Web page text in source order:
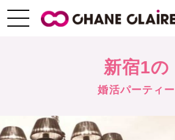
新宿1の
婚活パーティー